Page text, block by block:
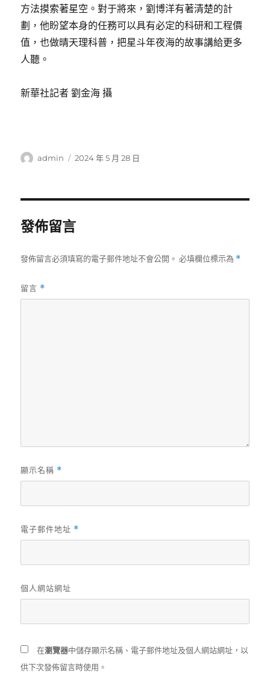
方法摸索著星空。對于將來，劉博洋有著清楚的計
劃，他盼望本身的任務可以具有必定的科研和工程價
值，也做晴天理科普，把星斗年夜海的故事講給更多
人聽。
新華社記者 劉金海 攝
作
admin
發
2024 年 5 月 28 日
發佈留言
發佈留言必須填寫的電子郵件地址不會公開。 必填欄位標示為 *
留言 *
顯示名稱 *
電子郵件地址 *
個人網站網址
在瀏覽器中儲存顯示名稱、電子郵件地址及個人網站網址，以
供下次發佈留言時使用。